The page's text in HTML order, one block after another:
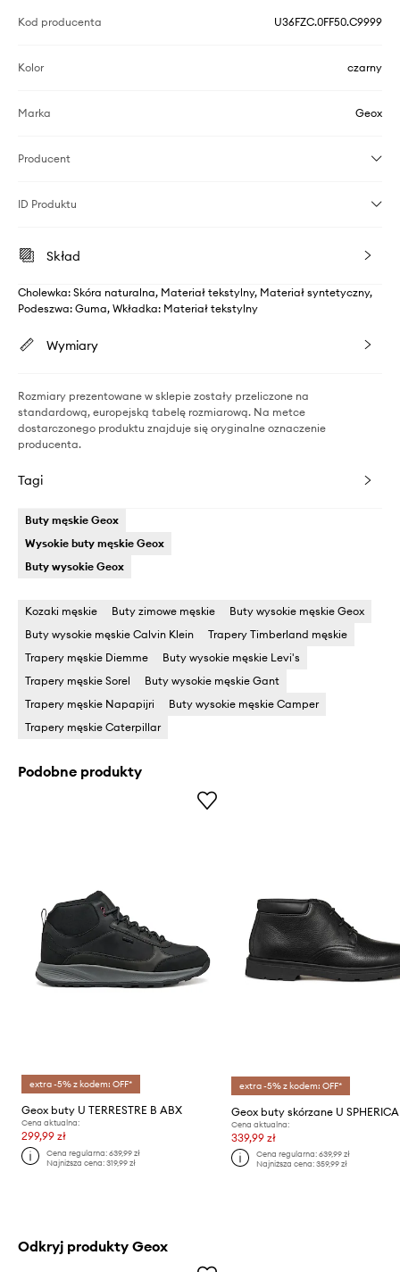
Kod producenta U36FZC.0FF50.C9999
Kolor czarny
Marka Geox
Producent
ID Produktu
Skład
Cholewka: Skóra naturalna, Materiał tekstylny, Materiał syntetyczny,
Podeszwa: Guma, Wkładka: Materiał tekstylny
Wymiary
Rozmiary prezentowane w sklepie zostały przeliczone na
standardową, europejską tabelę rozmiarową. Na metce
dostarczonego produktu znajduje się oryginalne oznaczenie
producenta.
Tagi
Buty męskie Geox
Wysokie buty męskie Geox
Buty wysokie Geox
Kozaki męskie Buty zimowe męskie
Buty wysokie męskie Geox
Buty wysokie męskie Calvin Klein
Trapery Timberland męskie
Trapery męskie Diemme
Buty wysokie męskie Levi's
Trapery męskie Sorel
Buty wysokie męskie Gant
Trapery męskie Napapijri
Buty wysokie męskie Camper
Trapery męskie Caterpillar
Podobne produkty
extra -5% z kodem: OFF*
Geox buty U TERRESTRE B ABX
Cena aktualna:
299,99 zł
Cena regularna:639,99 zł
Najniższa cena:319,99 zł
extra -5% z kodem: OFF*
Geox buty skórzane U SPHERICA
Cena aktualna:
339,99 zł
Cena regularna: 639,99 zł
Najniższa cena: 359,99 zł
Odkryj produkty Geox